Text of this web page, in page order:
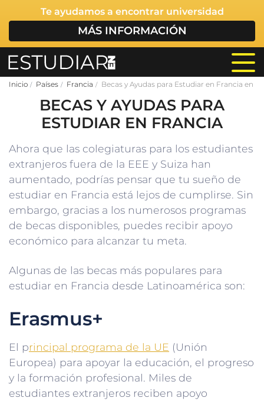
Te ayudamos a encontrar universidad
MÁS INFORMACIÓN
Inicio Países Francia Becas y Ayudas para Estudiar en Francia en
BECAS Y AYUDAS PARA
ESTUDIAR EN FRANCIA
Ahora que las colegiaturas para los estudiantes
extranjeros fuera de la EEE y Suiza han
aumentado, podrías pensar que tu sueño de
estudiar en Francia está lejos de cumplirse. Sin
embargo, gracias a los numerosos programas
de becas disponibles, puedes recibir apoyo
económico para alcanzar tu meta.
Algunas de las becas más populares para
estudiar en Francia desde Latinoamérica son:
Erasmus+
El principal programa de la UE (Unión
Europea) para apoyar la educación, el progreso
y la formación profesional. Miles de
estudiantes extranjeros reciben apoyo